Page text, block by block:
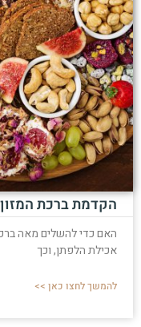
הקדמת ברכת
האם כדי להשלים מאה
אכילת הלפתן, וכך
להמשך לחצו כאן >>